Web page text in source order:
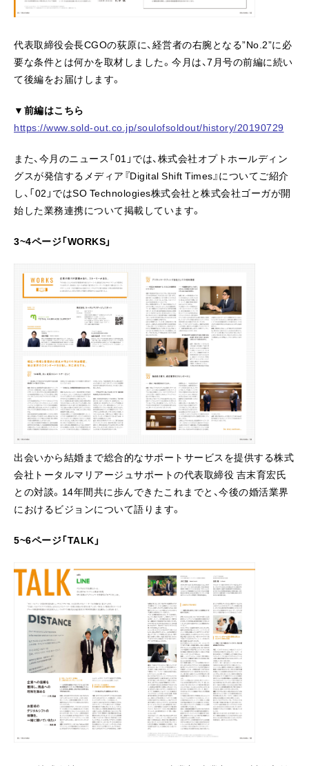
代表取締役会長CGOの荻原に、経営者の右腕となる”No.2”に必
要な条件とは何かを取材しました。今月は、7月号の前編に続い
て後編をお届けします。
▼前編はこちら
https://www.sold-out.co.jp/soulofsoldout/history/20190729
また、今月のニュース「01」では、株式会社オプトホールディン
グスが発信するメディア『Digital Shift Times』についてご紹介
し、「02」ではSO Technologies株式会社と株式会社ゴーガが開
始した業務連携について掲載しています。
3~4ページ「WORKS」
出会いから結婚まで総合的なサポートサービスを提供する株式
会社トータルマリアージュサポートの代表取締役 吉末育宏氏
との対談。14年間共に歩んできたこれまでと、今後の婚活業界
におけるビジョンについて語ります。
5~6ページ「TALK」